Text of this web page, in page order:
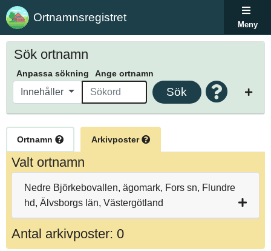
Ortnamnsregistret
Meny
Sök ortnamn
Anpassa sökning Ange ortnamn
Innehåller Sök
Ortnamn Arkivposter
Valt ortnamn
Nedre Björkebovallen, ägomark, Fors sn, Flundre
hd, Älvsborgs län, Västergötland
Antal arkivposter: 0